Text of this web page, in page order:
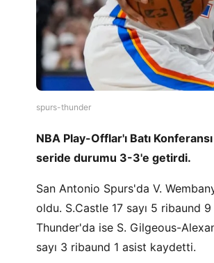
spurs-thunder
NBA Play-Offlar'ı Batı
seride durumu 3-3'e getirdi.
San Antonio Spurs'da V.
oldu. S.Castle 17 sayı 5 ribaund
Thunder'da ise S. Gilgeous-
sayı 3 ribaund 1 asist kaydetti.